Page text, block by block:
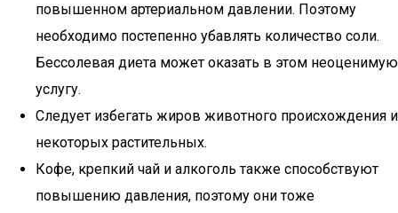
повышенном артериальном давлении. Поэтому
необходимо постепенно убавлять количество соли.
Бессолевая диета может оказать в этом неоценимую
услугу.
Следует избегать жиров животного происхождения и
некоторых растительных.
Кофе, крепкий чай и алкоголь также способствуют
повышению давления, поэтому они тоже